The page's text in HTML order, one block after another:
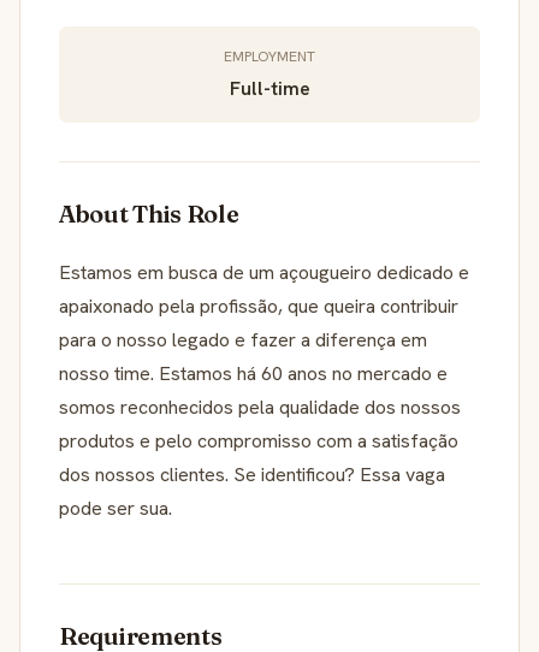
EMPLOYMENT
Full-time
About This Role
Estamos em busca de um açougueiro dedicado e
apaixonado pela profissão, que queira contribuir
para o nosso legado e fazer a diferença em
nosso time. Estamos há 60 anos no mercado e
somos reconhecidos pela qualidade dos nossos
produtos e pelo compromisso com a satisfação
dos nossos clientes. Se identificou? Essa vaga
pode ser sua.
Requirements